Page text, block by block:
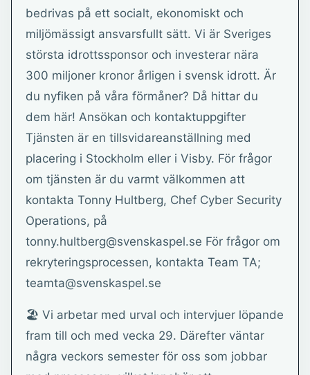
bedrivas på ett socialt, ekonomiskt och
miljömässigt ansvarsfullt sätt. Vi är Sveriges
största idrottssponsor och investerar nära
300 miljoner kronor årligen i svensk idrott. Är
du nyfiken på våra förmåner? Då hittar du
dem här! Ansökan och kontaktuppgifter
Tjänsten är en tillsvidareanställning med
placering i Stockholm eller i Visby. För frågor
om tjänsten är du varmt välkommen att
kontakta Tonny Hultberg, Chef Cyber Security
Operations, på
tonny.hultberg@svenskaspel.se För frågor om
rekryteringsprocessen, kontakta Team TA;
teamta@svenskaspel.se
🏖️ Vi arbetar med urval och intervjuer löpande
fram till och med vecka 29. Därefter väntar
några veckors semester för oss som jobbar